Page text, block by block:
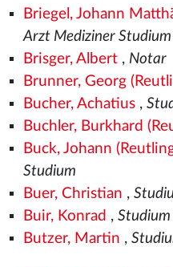
Briegel, Johann
Arzt Mediziner Studium
Brisger, Albert, Notar
Brunner, Georg
Bucher, Achatius,
Buchler, Burkhard
Buck, Johann
Studium
Buer, Christian ,
Buir, Konrad , Studium
Butzer, Martin ,